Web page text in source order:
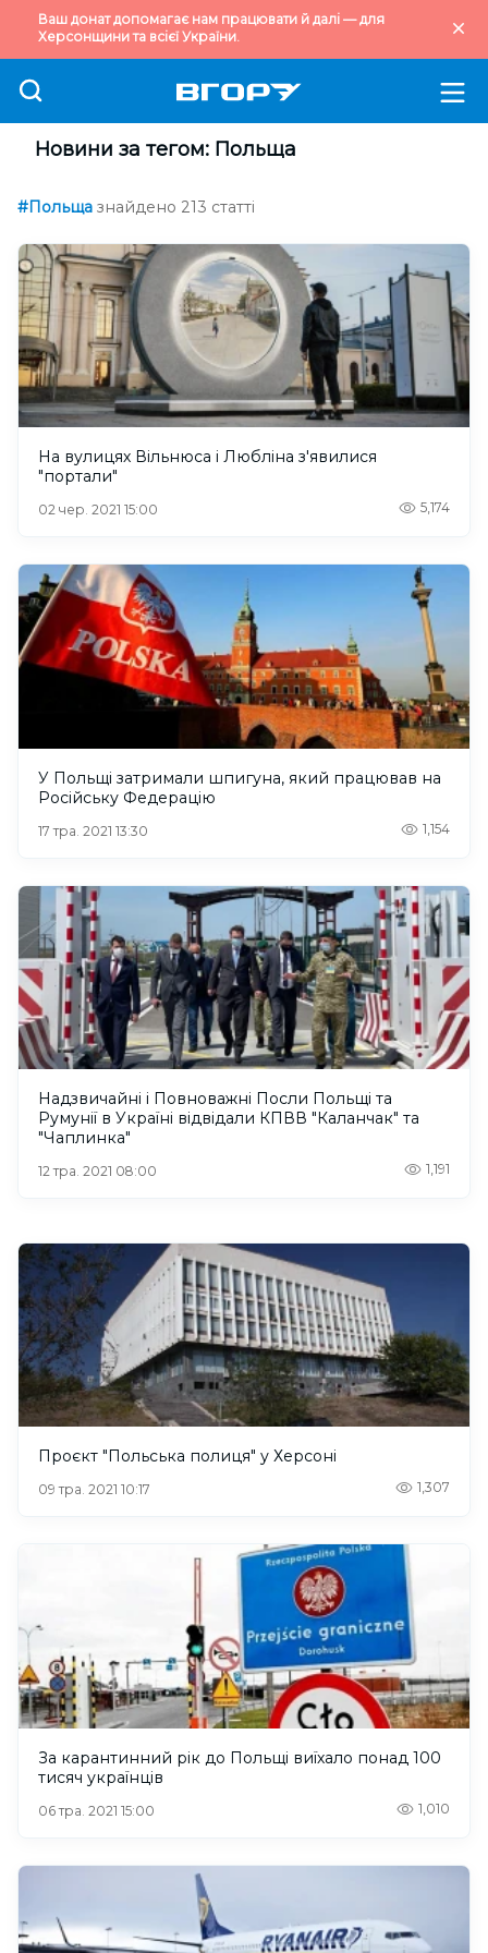
Ваш донат допомагає нам працювати й далі — для
Херсонщини та всієї України.
Новини за тегом: Польща
#Польща знайдено 213 статті
На вулицях Вільнюса і Любліна з'явилися
"портали"
02 чер. 2021 15:00 5,174
У Польщі затримали шпигуна, який працював на
Російську Федерацію
17 тра. 2021 13:30 1,154
Надзвичайні і Повноважні Посли Польщі та
Румунії в Україні відвідали КПВВ "Каланчак" та
"Чаплинка"
12 тра. 2021 08:00 1,191
Проєкт "Польська полиця" у Херсоні
09 тра. 2021 10:17 1,307
За карантинний рік до Польщі виїхало понад 100
тисяч українців
06 тра. 2021 15:00 1,010